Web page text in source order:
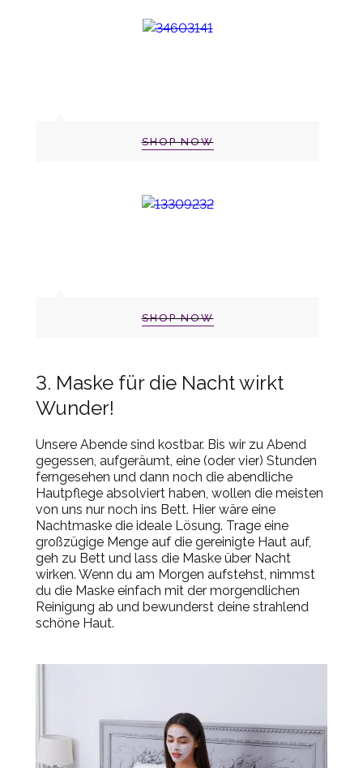
SHOP NOW
SHOP NOW
3. Maske für die Nacht wirkt
Wunder!
Unsere Abende sind kostbar. Bis wir zu Abend
gegessen, aufgeräumt, eine (oder vier) Stunden
ferngesehen und dann noch die abendliche
Hautpflege absolviert haben, wollen die meisten
von uns nur noch ins Bett. Hier wäre eine
Nachtmaske die ideale Lösung. Trage eine
großzügige Menge auf die gereinigte Haut auf,
geh zu Bett und lass die Maske über Nacht
wirken. Wenn du am Morgen aufstehst, nimmst
du die Maske einfach mit der morgendlichen
Reinigung ab und bewunderst deine strahlend
schöne Haut.